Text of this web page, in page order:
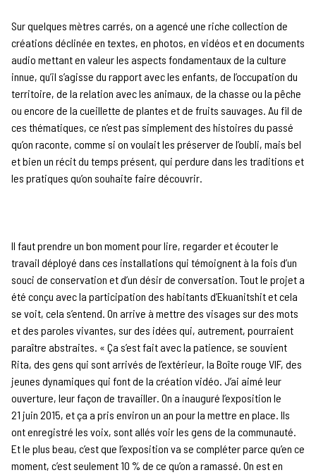
Sur quelques mètres carrés, on a agencé une riche collection de
créations déclinée en textes, en photos, en vidéos et en documents
audio mettant en valeur les aspects fondamentaux de la culture
innue, qu’il s’agisse du rapport avec les enfants, de l’occupation du
territoire, de la relation avec les animaux, de la chasse ou la pêche
ou encore de la cueillette de plantes et de fruits sauvages. Au fil de
ces thématiques, ce n’est pas simplement des histoires du passé
qu’on raconte, comme si on voulait les préserver de l’oubli, mais bel
et bien un récit du temps présent, qui perdure dans les traditions et
les pratiques qu’on souhaite faire découvrir.
Il faut prendre un bon moment pour lire, regarder et écouter le
travail déployé dans ces installations qui témoignent à la fois d’un
souci de conservation et d’un désir de conversation. Tout le projet a
été conçu avec la participation des habitants d’Ekuanitshit et cela
se voit, cela s’entend. On arrive à mettre des visages sur des mots
et des paroles vivantes, sur des idées qui, autrement, pourraient
paraître abstraites. « Ça s’est fait avec la patience, se souvient
Rita, des gens qui sont arrivés de l’extérieur, la Boîte rouge VIF, des
jeunes dynamiques qui font de la création vidéo. J’ai aimé leur
ouverture, leur façon de travailler. On a inauguré l’exposition le
21 juin 2015, et ça a pris environ un an pour la mettre en place. Ils
ont enregistré les voix, sont allés voir les gens de la communauté.
Et le plus beau, c’est que l’exposition va se compléter parce qu’en ce
moment, c’est seulement 10 % de ce qu’on a ramassé. On est en